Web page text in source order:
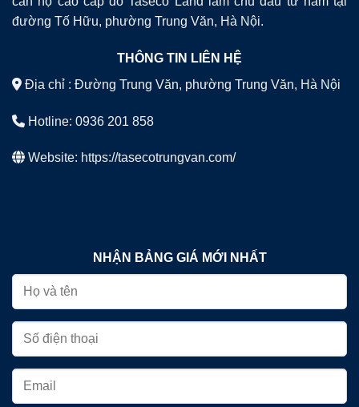
đường Tố Hữu, phường Trung Văn, Hà Nội.
THÔNG TIN LIÊN HỆ
Địa chỉ : Đường Trung Văn, phường Trung Văn, Hà Nội
Hotline: 0936 201 858
Website: https://tasecotrungvan.com/
NHẬN BẢNG GIÁ MỚI NHẤT